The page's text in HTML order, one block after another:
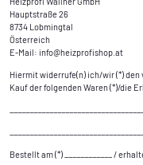
Hauptstraße 26
8734 Lobmingtal
Österreich
E-Mail: info@heizprofishop.at
Hiermit widerrufe(n) ich/wir (*) den
Kauf der folgenden Waren (*)/die
Bestellt am (*) ____________ /